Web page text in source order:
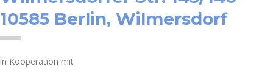
10585 Berlin, Wilmersdorf
in Kooperation mit